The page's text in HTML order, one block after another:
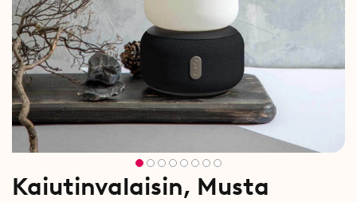
Kaiutinvalaisin, Musta